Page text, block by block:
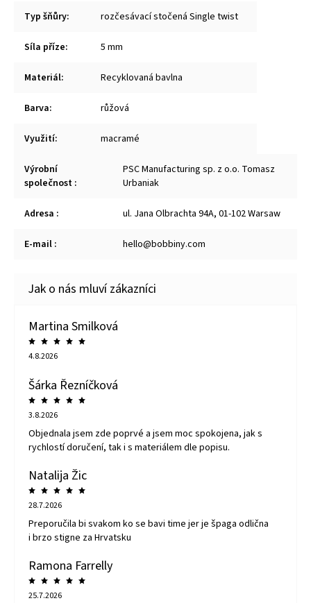
Typ šňůry: rozčesávací stočená Single twist
Síla příze: 5 mm
Materiál: Recyklovaná bavlna
Barva: růžová
Využití: macramé
Výrobní
společnost :
PSC Manufacturing sp. z o.o. Tomasz
Urbaniak
Adresa : ul. Jana Olbrachta 94A, 01-102 Warsaw
E-mail : hello@bobbiny.com
Martina Smilková
4.8.2026
Šárka Řezníčková
3.8.2026
Objednala jsem zde poprvé a jsem moc spokojena, jak s
rychlostí doručení, tak i s materiálem dle popisu.
Natalija Žic
28.7.2026
Preporučila bi svakom ko se bavi time jer je špaga odlična
i brzo stigne za Hrvatsku
Ramona Farrelly
25.7.2026